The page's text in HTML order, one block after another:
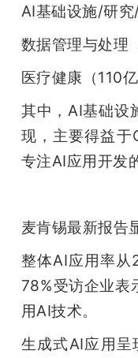
AI基础设施/研究
数据管理与处理
医疗健康（110亿
其中，AI基础设
现，主要得益
专注AI应用开发
麦肯锡最新报告
整体AI应用率从
78%受访企业表
用AI技术。
生成式AI应用